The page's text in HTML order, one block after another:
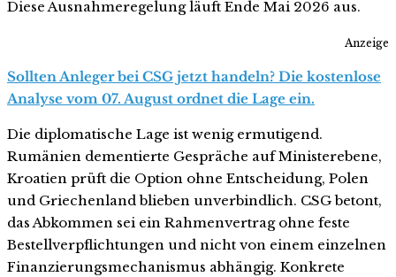
Diese Ausnahmeregelung läuft Ende Mai 2026 aus.
Anzeige
Sollten Anleger bei CSG jetzt handeln? Die kostenlose
Analyse vom 07. August ordnet die Lage ein.
Die diplomatische Lage ist wenig ermutigend.
Rumänien dementierte Gespräche auf Ministerebene,
Kroatien prüft die Option ohne Entscheidung, Polen
und Griechenland blieben unverbindlich. CSG betont,
das Abkommen sei ein Rahmenvertrag ohne feste
Bestellverpflichtungen und nicht von einem einzelnen
Finanzierungsmechanismus abhängig. Konkrete